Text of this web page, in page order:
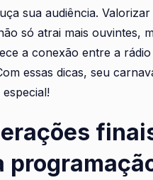
sua audiência. Valorizar
só atrai mais ouvintes,
a conexão entre a rádio
essas dicas, seu